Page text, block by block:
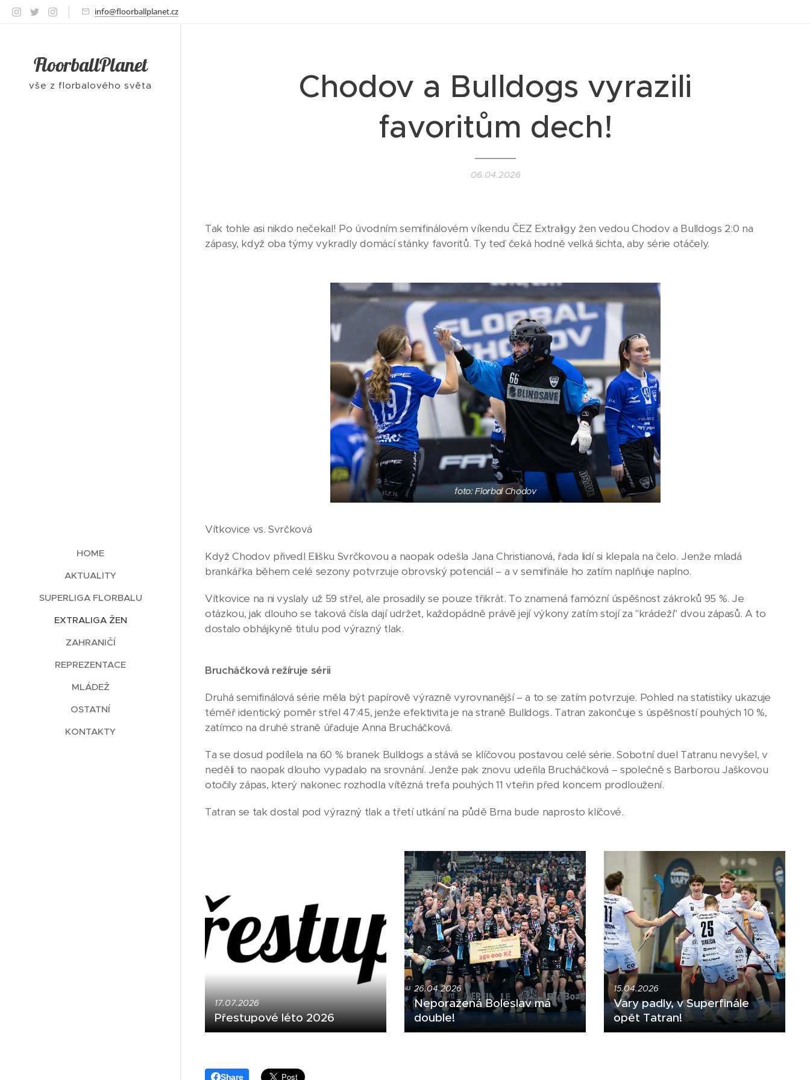
info@floorballplanet.cz
FloorballPlanet
vše z florbalového světa
HOME
AKTUALITY
SUPERLIGA FLORBALU
EXTRALIGA ŽEN
ZAHRANIČÍ
REPREZENTACE
MLÁDEŽ
OSTATNÍ
KONTAKTY
Chodov a Bulldogs vyrazili
favoritům dech!
06.04.2026
Tak tohle asi nikdo nečekal! Po úvodním semifinálovém víkendu ČEZ Extraligy žen vedou Chodov a Bulldogs 2:0 na
zápasy, když oba týmy vykradly domácí stánky favoritů. Ty teď čeká hodně velká šichta, aby série otáčely.
foto: Florbal Chodov
Vítkovice vs. Svrčková
Když Chodov přivedl Elišku Svrčkovou a naopak odešla Jana Christianová, řada lidí si klepala na čelo. Jenže mladá
brankářka během celé sezony potvrzuje obrovský potenciál – a v semifinále ho zatím naplňuje naplno.
Vítkovice na ni vyslaly už 59 střel, ale prosadily se pouze třikrát. To znamená famózní úspěšnost zákroků 95 %. Je
otázkou, jak dlouho se taková čísla dají udržet, každopádně právě její výkony zatím stojí za "krádeží" dvou zápasů. A to
dostalo obhájkyně titulu pod výrazný tlak.
Brucháčková režíruje sérii
Druhá semifinálová série měla být papírově výrazně vyrovnanější – a to se zatím potvrzuje. Pohled na statistiky ukazuje
téměř identický poměr střel 47:45, jenže efektivita je na straně Bulldogs. Tatran zakončuje s úspěšností pouhých 10 %,
zatímco na druhé straně úřaduje Anna Brucháčková.
Ta se dosud podílela na 60 % branek Bulldogs a stává se klíčovou postavou celé série. Sobotní duel Tatranu nevyšel, v
neděli to naopak dlouho vypadalo na srovnání. Jenže pak znovu udeřila Brucháčková – společně s Barborou Jaškovou
otočily zápas, který nakonec rozhodla vítězná trefa pouhých 11 vteřin před koncem prodloužení.
Tatran se tak dostal pod výrazný tlak a třetí utkání na půdě Brna bude naprosto klíčové.
17.07.2026
Přestupové léto 2026
26.04.2026
Neporažená Boleslav má
double!
15.04.2026
Vary padly, v Superfinále
opět Tatran!
Share